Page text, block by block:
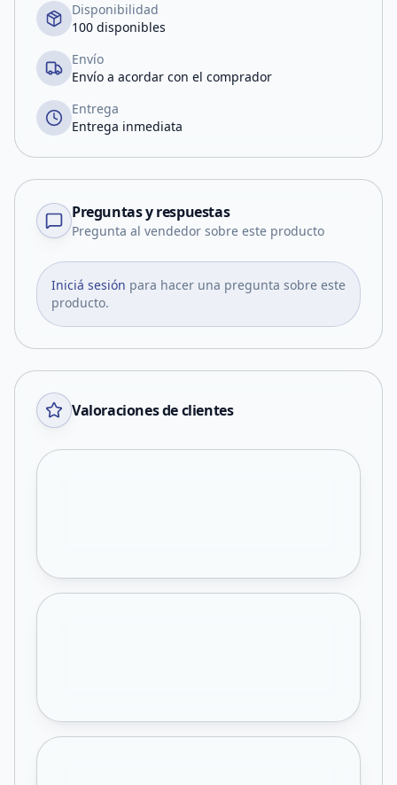
Disponibilidad
100 disponibles
Envío
Envío a acordar con el comprador
Entrega
Entrega inmediata
Preguntas y respuestas
Pregunta al vendedor sobre este producto
Iniciá sesión para hacer una pregunta sobre este
producto.
Valoraciones de clientes